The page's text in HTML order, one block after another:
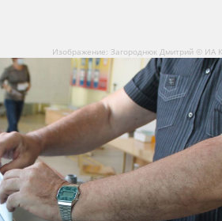
Изображение: Загороднюк Дмитрий © ИА